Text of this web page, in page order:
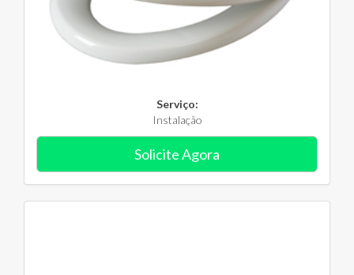
Serviço:
Instalação
Solicite Agora